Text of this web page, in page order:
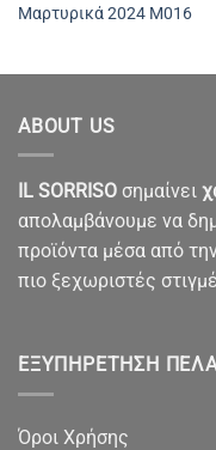
Μαρτυρικά 2024 M016
ABOUT US
IL SORRISO σημαίνει
απολαμβάνουμε να
προϊόντα μέσα από
πιο ξεχωριστές
ΕΞΥΠΗΡΈΤΗΣΗ
Όροι Χρήσης